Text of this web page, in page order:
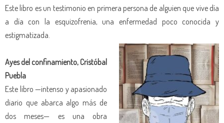
Este libro es un testimonio en primera persona de alguien que vive día
a día con la esquizofrenia, una enfermedad poco conocida y
estigmatizada.
Ayes del confinamiento, Cristóbal
Puebla
Este libro —intenso y apasionado
diario que abarca algo más de
dos meses— es una obra